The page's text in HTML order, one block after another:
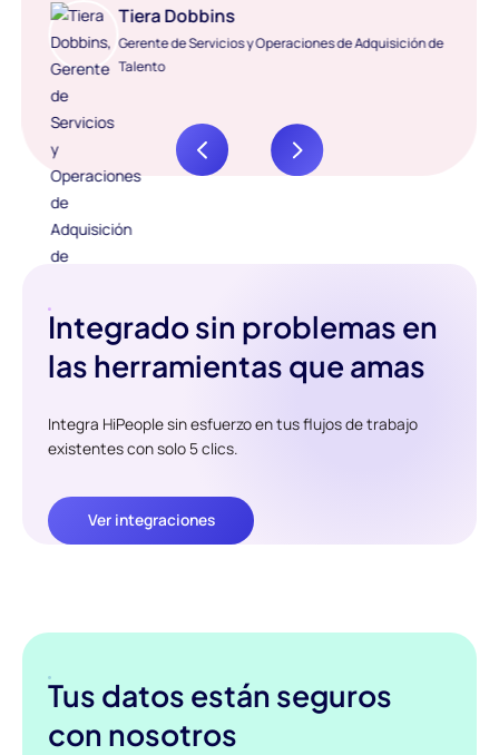
Tiera Dobbins
Gerente de Servicios y Operaciones de Adquisición de
Talento
Integrado sin problemas en
las herramientas que amas
Integra HiPeople sin esfuerzo en tus flujos de trabajo
existentes con solo 5 clics.
Ver integraciones
Tus datos están seguros
con nosotros